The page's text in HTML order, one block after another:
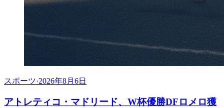
スポーツ·2026年8月6日
アトレティコ・マドリード、W杯優勝DFロメロ獲